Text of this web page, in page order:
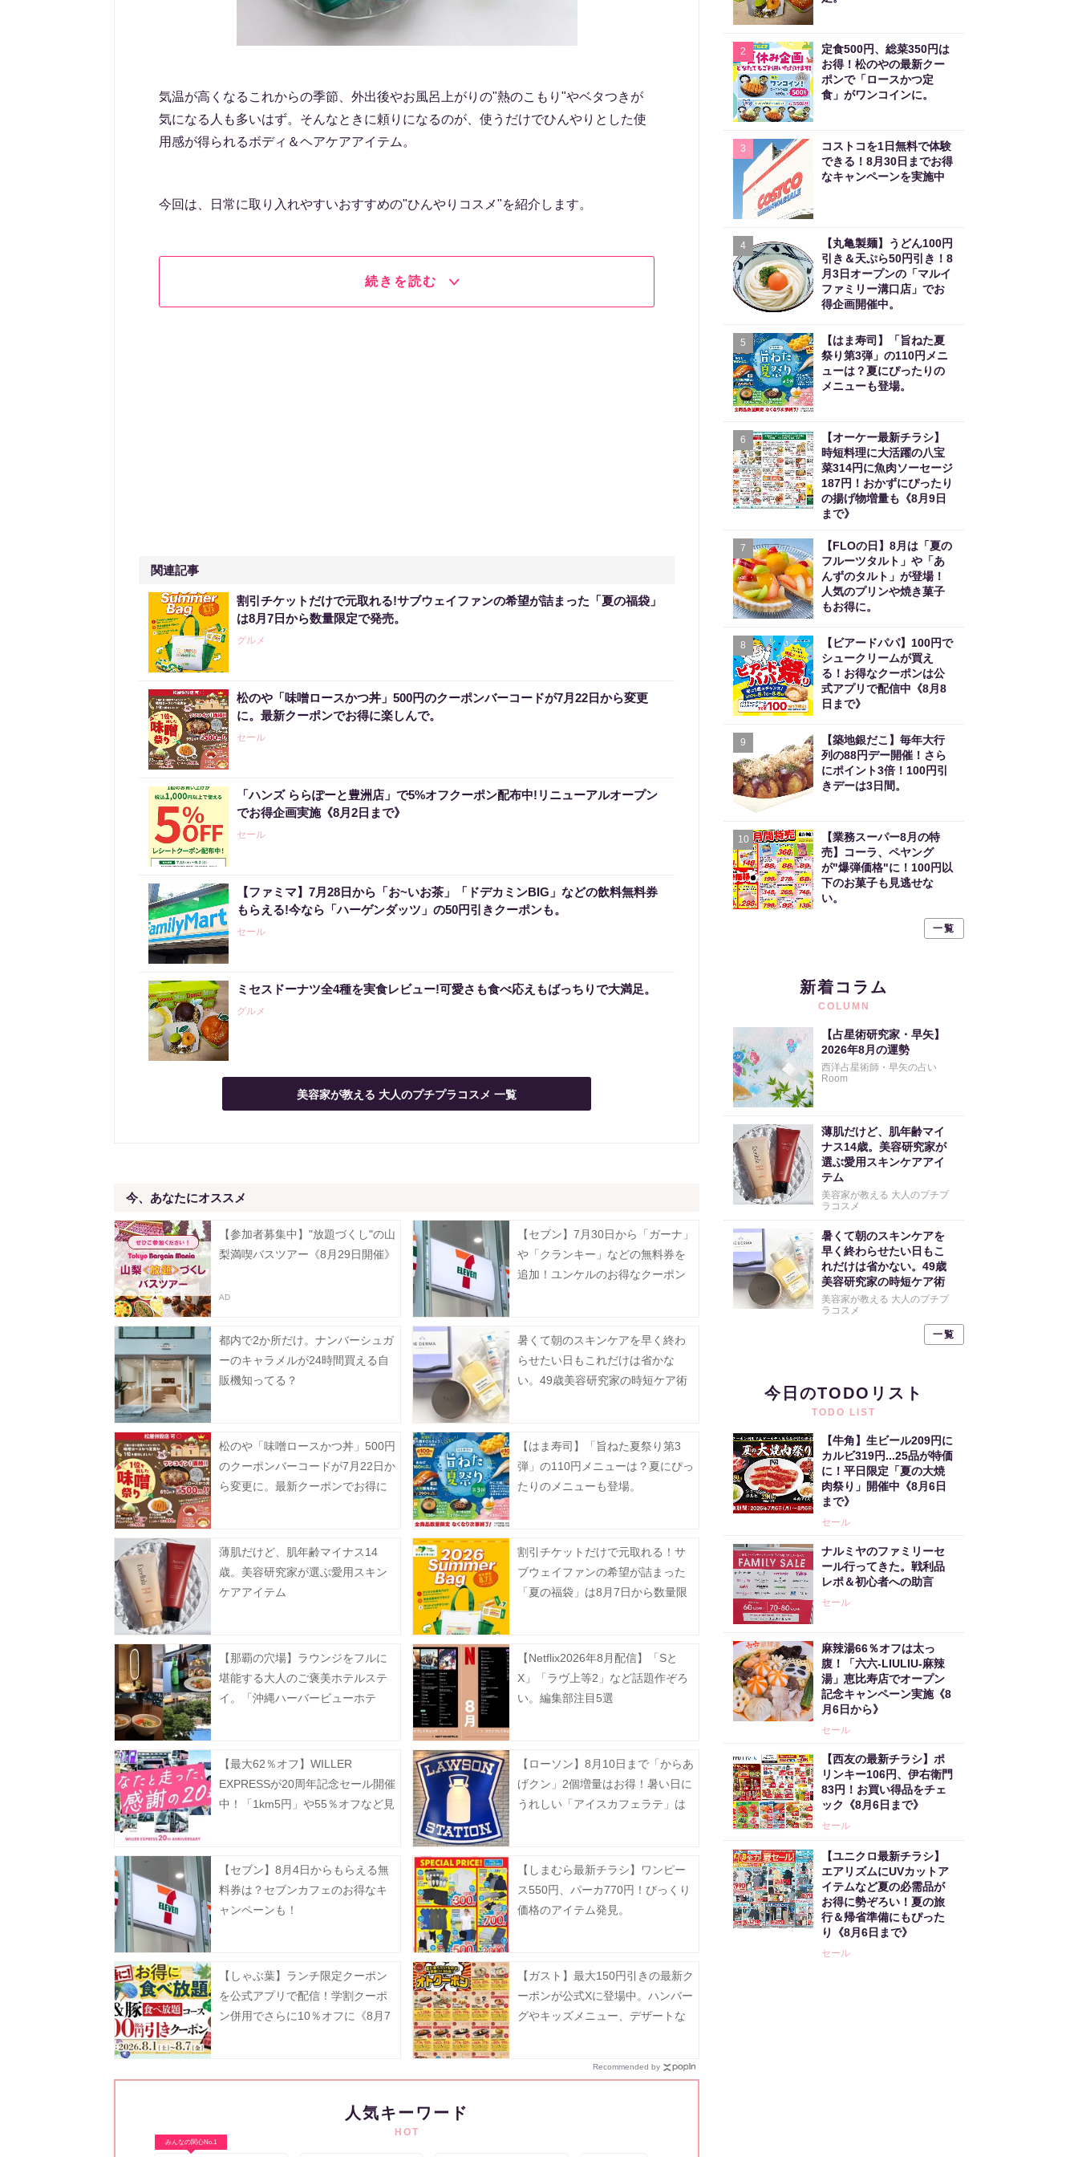
気温が高くなるこれからの季節、外出後やお風呂上がりの"熱のこもり"やベタつきが
気になる人も多いはず。そんなときに頼りになるのが、使うだけでひんやりとした使
用感が得られるボディ＆ヘアケアアイテム。
今回は、日常に取り入れやすいおすすめの"ひんやりコスメ"を紹介します。
続きを読む
関連記事
割引チケットだけで元取れる!サブウェイファンの希望が詰まった「夏の福袋」
は8月7日から数量限定で発売。
グルメ
松のや「味噌ロースかつ丼」500円のクーポンバーコードが7月22日から変更
に。最新クーポンでお得に楽しんで。
セール
「ハンズ ららぽーと豊洲店」で5%オフクーポン配布中!リニューアルオープン
でお得企画実施《8月2日まで》
セール
【ファミマ】7月28日から「お~いお茶」「ドデカミンBIG」などの飲料無料券
もらえる!今なら「ハーゲンダッツ」の50円引きクーポンも。
セール
ミセスドーナツ全4種を実食レビュー!可愛さも食べ応えもばっちりで大満足。
グルメ
美容家が教える 大人のプチプラコスメ 一覧
今、あなたにオススメ
【参加者募集中】"放題づくし"の山
梨満喫バスツアー《8月29日開催》
【セブン】7月30日から「ガーナ」
や「クランキー」などの無料券を
追加！ユンケルのお得なクーポン
都内で2か所だけ。ナンバーシュガ
ーのキャラメルが24時間買える自
販機知ってる？
暑くて朝のスキンケアを早く終わ
らせたい日もこれだけは省かな
い。49歳美容研究家の時短ケア術
松のや「味噌ロースかつ丼」500円
のクーポンバーコードが7月22日か
ら変更に。最新クーポンでお得に
【はま寿司】「旨ねた夏祭り第3
弾」の110円メニューは？夏にぴっ
たりのメニューも登場。
薄肌だけど、肌年齢マイナス14
歳。美容研究家が選ぶ愛用スキン
ケアアイテム
割引チケットだけで元取れる！サ
ブウェイファンの希望が詰まった
「夏の福袋」は8月7日から数量限
【那覇の穴場】ラウンジをフルに
堪能する大人のご褒美ホテルステ
イ。「沖縄ハーバービューホテ
【Netflix2026年8月配信】「Sと
X」「ラヴ上等2」など話題作ぞろ
い。編集部注目5選
【最大62％オフ】WILLER
EXPRESSが20周年記念セール開催
中！「1km5円」や55％オフなど見
【ローソン】8月10日まで「からあ
げクン」2個増量はお得！暑い日に
うれしい「アイスカフェラテ」は
【セブン】8月4日からもらえる無
料券は？セブンカフェのお得なキ
ャンペーンも！
【しまむら最新チラシ】ワンピー
ス550円、パーカ770円！びっくり
価格のアイテム発見。
【しゃぶ葉】ランチ限定クーポン
を公式アプリで配信！学割クーポ
ン併用でさらに10％オフに《8月7
【ガスト】最大150円引きの最新ク
ーポンが公式Xに登場中。ハンバー
グやキッズメニュー、デザートな
Recommended by
人気キーワード
HOT
みんなの関心No.1
2
定食500円、総菜350円は
お得！松のやの最新クー
ポンで「ロースかつ定
食」がワンコインに。
3
コストコを1日無料で体験
できる！8月30日までお得
なキャンペーンを実施中
4
【丸亀製麺】うどん100円
引き＆天ぷら50円引き！8
月3日オープンの「マルイ
ファミリー溝口店」でお
得企画開催中。
5
【はま寿司】「旨ねた夏
祭り第3弾」の110円メニ
ューは？夏にぴったりの
メニューも登場。
6
【オーケー最新チラシ】
時短料理に大活躍の八宝
菜314円に魚肉ソーセージ
187円！おかずにぴったり
の揚げ物増量も《8月9日
まで》
7
【FLOの日】8月は「夏の
フルーツタルト」や「あ
んずのタルト」が登場！
人気のプリンや焼き菓子
もお得に。
8
【ビアードパパ】100円で
シュークリームが買え
る！お得なクーポンは公
式アプリで配信中《8月8
日まで》
9
【築地銀だこ】毎年大行
列の88円デー開催！さら
にポイント3倍！100円引
きデーは3日間。
10
【業務スーパー8月の特
売】コーラ、ペヤング
が"爆弾価格"に！100円以
下のお菓子も見逃せな
い。
一覧
新着コラム
COLUMN
【占星術研究家・早矢】
2026年8月の運勢
西洋占星術師・早矢の占い
Room
薄肌だけど、肌年齢マイ
ナス14歳。美容研究家が
選ぶ愛用スキンケアアイ
テム
美容家が教える 大人のプチプ
ラコスメ
暑くて朝のスキンケアを
早く終わらせたい日もこ
れだけは省かない。49歳
美容研究家の時短ケア術
美容家が教える 大人のプチプ
ラコスメ
一覧
今日のTODOリスト
TODO LIST
【牛角】生ビール209円に
カルビ319円...25品が特価
に！平日限定「夏の大焼
肉祭り」開催中《8月6日
まで》
セール
ナルミヤのファミリーセ
ール行ってきた。戦利品
レポ＆初心者への助言
セール
麻辣湯66％オフは太っ
腹！「六六-LIULIU-麻辣
湯」恵比寿店でオープン
記念キャンペーン実施《8
月6日から》
セール
【西友の最新チラシ】ポ
リンキー106円、伊右衛門
83円！お買い得品をチェ
ック《8月6日まで》
セール
【ユニクロ最新チラシ】
エアリズムにUVカットア
イテムなど夏の必需品が
お得に勢ぞろい！夏の旅
行＆帰省準備にもぴった
り《8月6日まで》
セール